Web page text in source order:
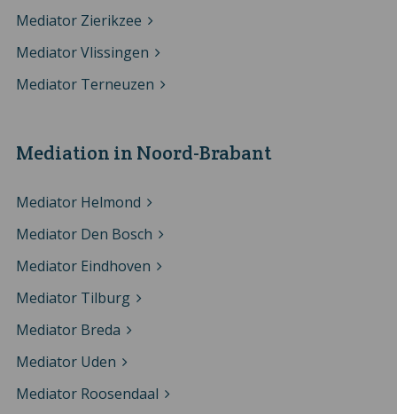
Mediator Zierikzee
Mediator Vlissingen
Mediator Terneuzen
Mediation in Noord-Brabant
Mediator Helmond
Mediator Den Bosch
Mediator Eindhoven
Mediator Tilburg
Mediator Breda
Mediator Uden
Mediator Roosendaal